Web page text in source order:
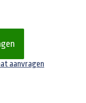
aanvragen